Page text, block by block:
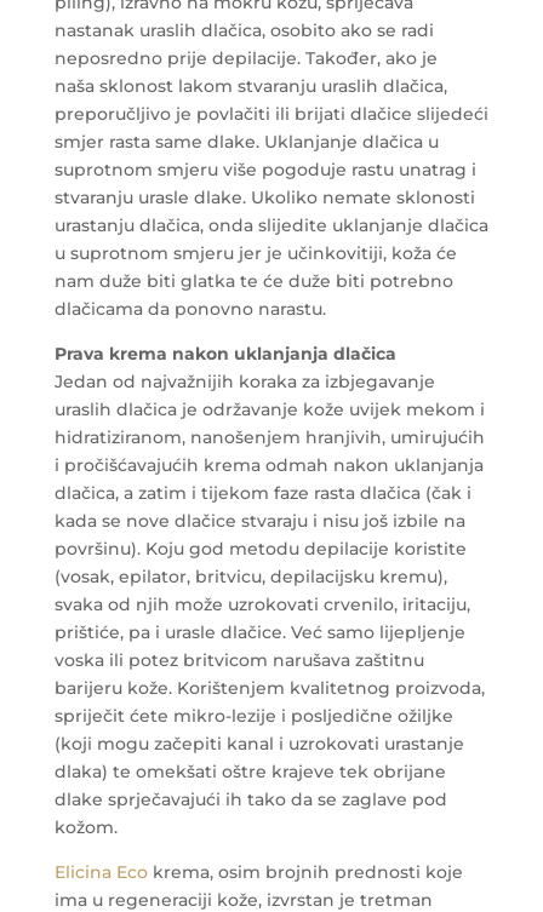
nastanak uraslih dlačica, osobito ako se radi
neposredno prije depilacije. Također, ako je
naša sklonost lakom stvaranju uraslih dlačica,
preporučljivo je povlačiti ili brijati dlačice slijedeći
smjer rasta same dlake. Uklanjanje dlačica u
suprotnom smjeru više pogoduje rastu unatrag i
stvaranju urasle dlake. Ukoliko nemate sklonosti
urastanju dlačica, onda slijedite uklanjanje dlačica
u suprotnom smjeru jer je učinkovitiji, koža će
nam duže biti glatka te će duže biti potrebno
dlačicama da ponovno narastu.
Prava krema nakon uklanjanja dlačica
Jedan od najvažnijih koraka za izbjegavanje
uraslih dlačica je održavanje kože uvijek mekom i
hidratiziranom, nanošenjem hranjivih, umirujućih
i pročišćavajućih krema odmah nakon uklanjanja
dlačica, a zatim i tijekom faze rasta dlačica (čak i
kada se nove dlačice stvaraju i nisu još izbile na
površinu). Koju god metodu depilacije koristite
(vosak, epilator, britvicu, depilacijsku kremu),
svaka od njih može uzrokovati crvenilo, iritaciju,
prištiće, pa i urasle dlačice. Već samo lijepljenje
voska ili potez britvicom narušava zaštitnu
barijeru kože. Korištenjem kvalitetnog proizvoda,
spriječit ćete mikro-lezije i posljedične ožiljke
(koji mogu začepiti kanal i uzrokovati urastanje
dlaka) te omekšati oštre krajeve tek obrijane
dlake sprječavajući ih tako da se zaglave pod
kožom.
Elicina Ecokrema, osim brojnih prednosti koje
ima u regeneraciji kože, izvrstan je tretman